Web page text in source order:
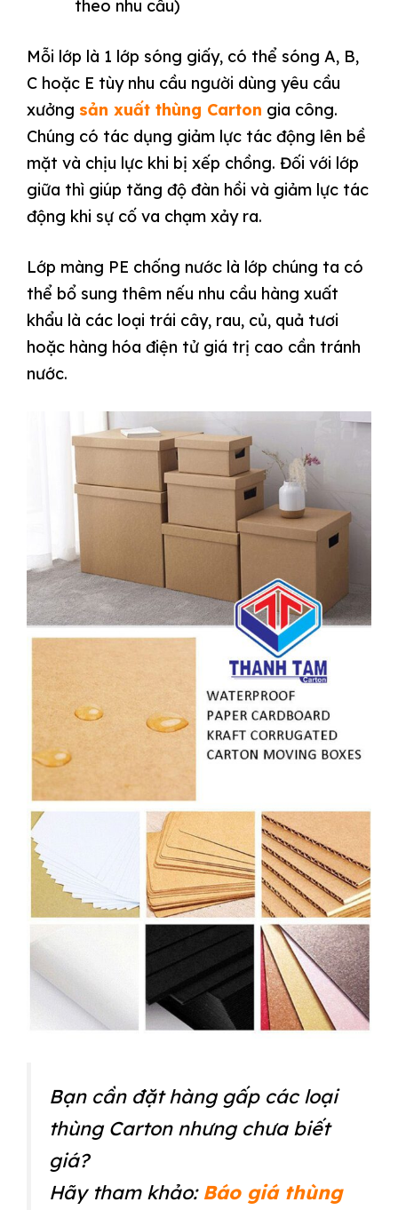
theo nhu cầu)
Mỗi lớp là 1 lớp sóng giấy, có thể sóng A, B,
C hoặc E tùy nhu cầu người dùng yêu cầu
xưởng sản xuất thùng Carton gia công.
Chúng có tác dụng giảm lực tác động lên bề
mặt và chịu lực khi bị xếp chồng. Đối với lớp
giữa thì giúp tăng độ đàn hồi và giảm lực tác
động khi sự cố va chạm xảy ra.
Lớp màng PE chống nước là lớp chúng ta có
thể bổ sung thêm nếu nhu cầu hàng xuất
khẩu là các loại trái cây, rau, củ, quả tươi
hoặc hàng hóa điện tử giá trị cao cần tránh
nước.
Bạn cần đặt hàng gấp các loại
thùng Carton nhưng chưa biết
giá?
Hãy tham khảo: Báo giá thùng